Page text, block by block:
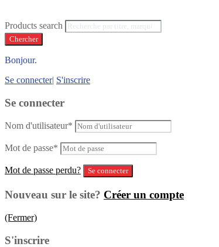
Products search
Chercher
Bonjour.
Se connecter| S'inscrire
Se connecter
Nom d'utilisateur*
Mot de passe*
Mot de passe perdu?
Nouveau sur le site? Créer un compte
(Fermer)
S'inscrire